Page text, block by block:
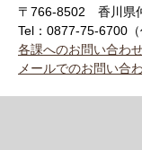
〒766-8502 香川県
Tel：0877-75-6700（
各課へのお問い合わ
メールでのお問い合